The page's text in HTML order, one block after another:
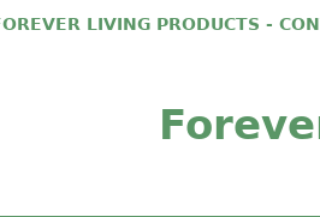
LIVING PRODUCTS -